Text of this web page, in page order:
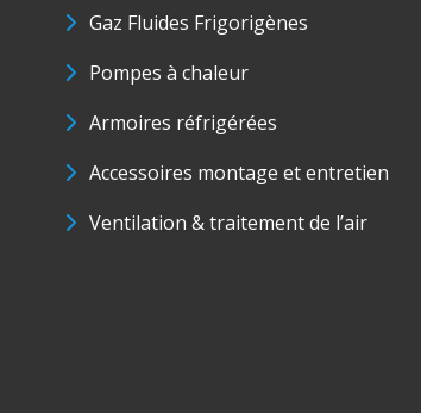
Gaz Fluides Frigorigènes
Pompes à chaleur
Armoires réfrigérées
Accessoires montage et entretien
Ventilation & traitement de l’air